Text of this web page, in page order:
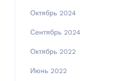
Октябрь 2024
Сентябрь 2024
Октябрь 2022
Июнь 2022